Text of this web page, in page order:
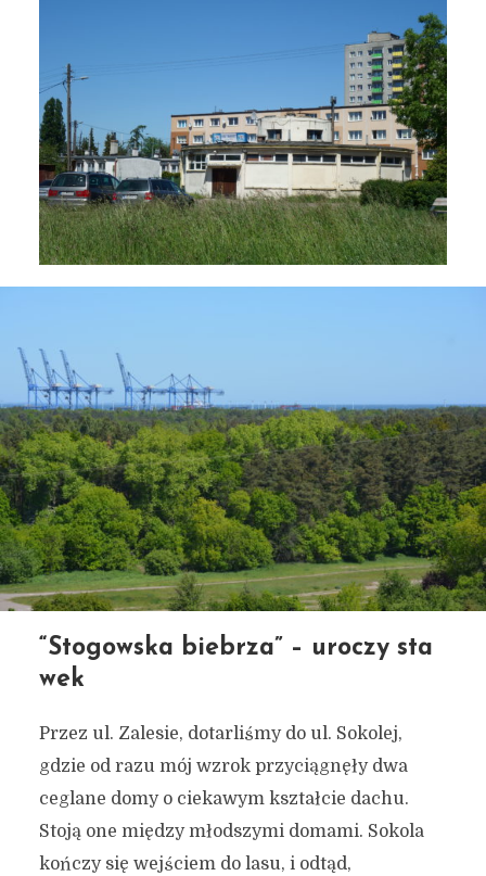
“Stogowska biebrza” – uroczy sta
wek
Przez ul. Zalesie, dotarliśmy do ul. Sokolej,
gdzie od razu mój wzrok przyciągnęły dwa
ceglane domy o ciekawym kształcie dachu.
Stoją one między młodszymi domami. Sokola
kończy się wejściem do lasu, i odtąd,